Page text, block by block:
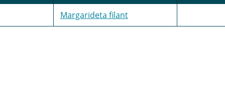
Margarideta filant